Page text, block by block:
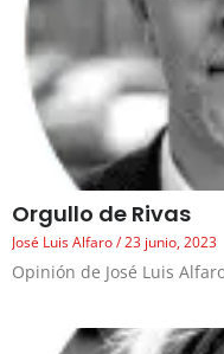
Orgullo de Rivas
José Luis Alfaro 23 junio, 2023
Opinión de José Luis